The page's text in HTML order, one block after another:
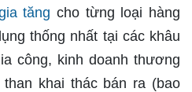
tăng cho từng loại hàng
thống nhất tại các khâu
công, kinh doanh thương
khai thác bán ra (bao